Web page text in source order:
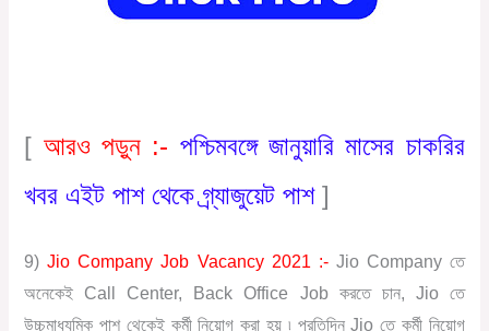
[ আরও পড়ুন :- পশ্চিমবঙ্গে জানুয়ারি মাসের চাকরির
খবর এইট পাশ থেকে গ্র্যাজুয়েট পাশ ]
9)Jio Company Job Vacancy 2021 :-Jio Company তে
অনেকেই Call Center, Back Office Job করতে চান, Jio তে
উচ্চমাধ্যমিক পাশ থেকেই কর্মী নিয়োগ করা হয় ৷ প্রতিদিন Jio তে কর্মী নিয়োগ